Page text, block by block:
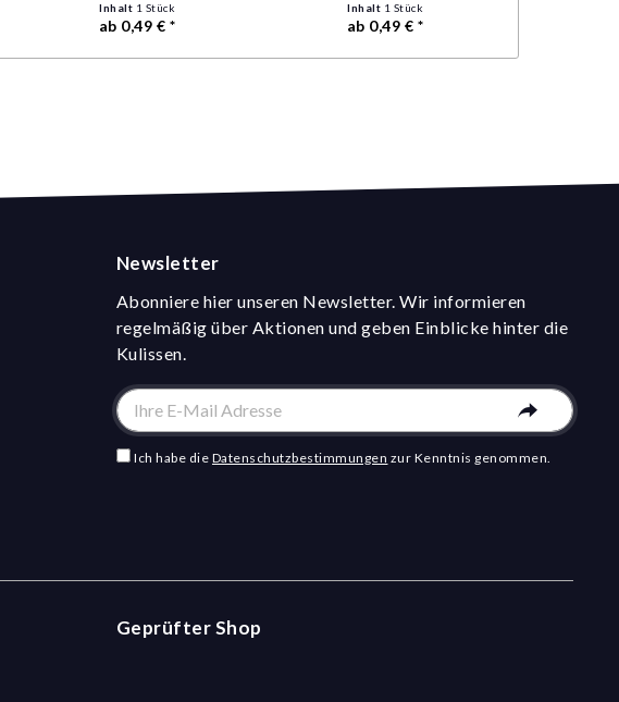
Inhalt 1 Stück
ab 0,49 € *
Inhalt 1 Stück
ab 0,49 € *
Newsletter
Abonniere hier unseren Newsletter. Wir informieren
regelmäßig über Aktionen und geben Einblicke hinter die
Kulissen.
Ich habe die Datenschutzbestimmungen zur Kenntnis genommen.
Geprüfter Shop